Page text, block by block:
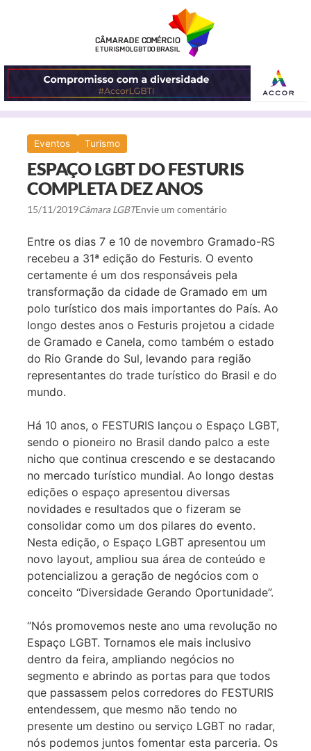
O
MENU
Eventos Turismo
ESPAÇO LGBT DO FESTURIS
COMPLETA DEZ ANOS
15/11/2019Câmara LGBTEnvie um comentário
Entre os dias 7 e 10 de novembro Gramado-RS
recebeu a 31ª edição do Festuris. O evento
certamente é um dos responsáveis pela
transformação da cidade de Gramado em um
polo turístico dos mais importantes do País. Ao
longo destes anos o Festuris projetou a cidade
de Gramado e Canela, como também o estado
do Rio Grande do Sul, levando para região
representantes do trade turístico do Brasil e do
mundo.
Há 10 anos, o FESTURIS lançou o Espaço LGBT,
sendo o pioneiro no Brasil dando palco a este
nicho que continua crescendo e se destacando
no mercado turístico mundial. Ao longo destas
edições o espaço apresentou diversas
novidades e resultados que o fizeram se
consolidar como um dos pilares do evento.
Nesta edição, o Espaço LGBT apresentou um
novo layout, ampliou sua área de conteúdo e
potencializou a geração de negócios com o
conceito “Diversidade Gerando Oportunidade”.
“Nós promovemos neste ano uma revolução no
Espaço LGBT. Tornamos ele mais inclusivo
dentro da feira, ampliando negócios no
segmento e abrindo as portas para que todos
que passassem pelos corredores do FESTURIS
entendessem, que mesmo não tendo no
presente um destino ou serviço LGBT no radar,
nós podemos juntos fomentar esta parceria. Os